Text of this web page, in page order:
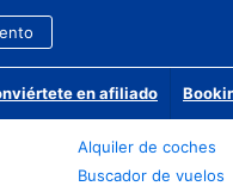
en afiliado
Alquiler de coches
Buscador de vuelos